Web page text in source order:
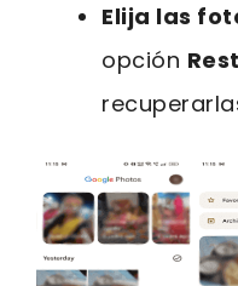
Elija las
opción